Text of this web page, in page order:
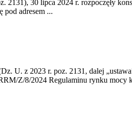
2131), 30 lipca 2024 r. rozpoczęły
pod adresem ...
U. z 2023 r. poz. 2131, dalej
Z/8/2024 Regulaminu rynku mocy